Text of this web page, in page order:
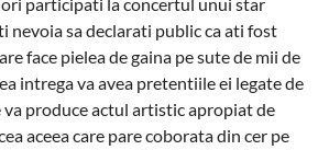
sa declarati public ca ati fost
face pielea de gaina pe sute de mii de
intrega va avea pretentiile ei legate de
va produce actul artistic apropiat de
aceea care pare coborata din cer pe